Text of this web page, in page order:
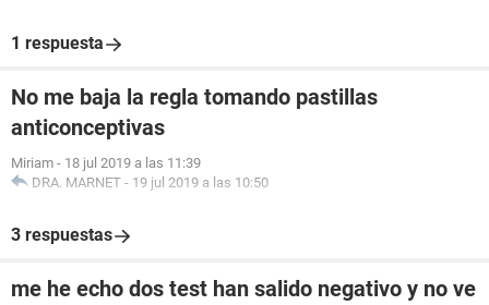
1 respuesta
No me baja la regla tomando pastillas
anticonceptivas
Miriam - 18 jul 2019 a las 11:39
DRA. MARNET - 19 jul 2019 a las 10:50
3 respuestas
me he echo dos test han salido negativo y no ve